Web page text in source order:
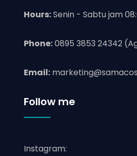
Hours:Senin - Sabtu jam
Phone:0895 3853 24342
Email:
Follow me
Instagram: